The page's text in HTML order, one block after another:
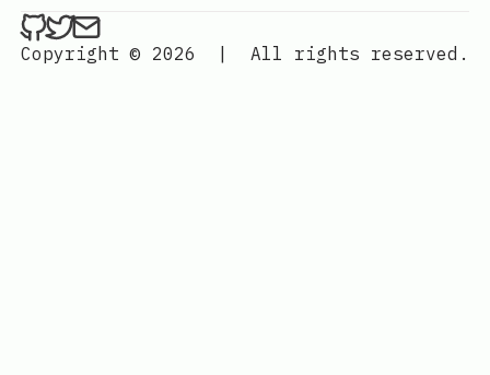
ethan4768 on Github
ethan4768 on Twitter
Send an email to
Copyright © 2026
| All rights reserved.